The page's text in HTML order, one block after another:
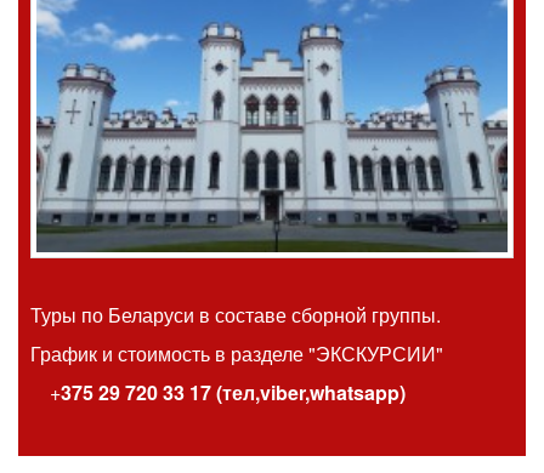
Туры по Беларуси в составе сборной группы.
График и стоимость в разделе "ЭКСКУРСИИ"
+375 29 720 33 17 (тел,viber,whatsapp)